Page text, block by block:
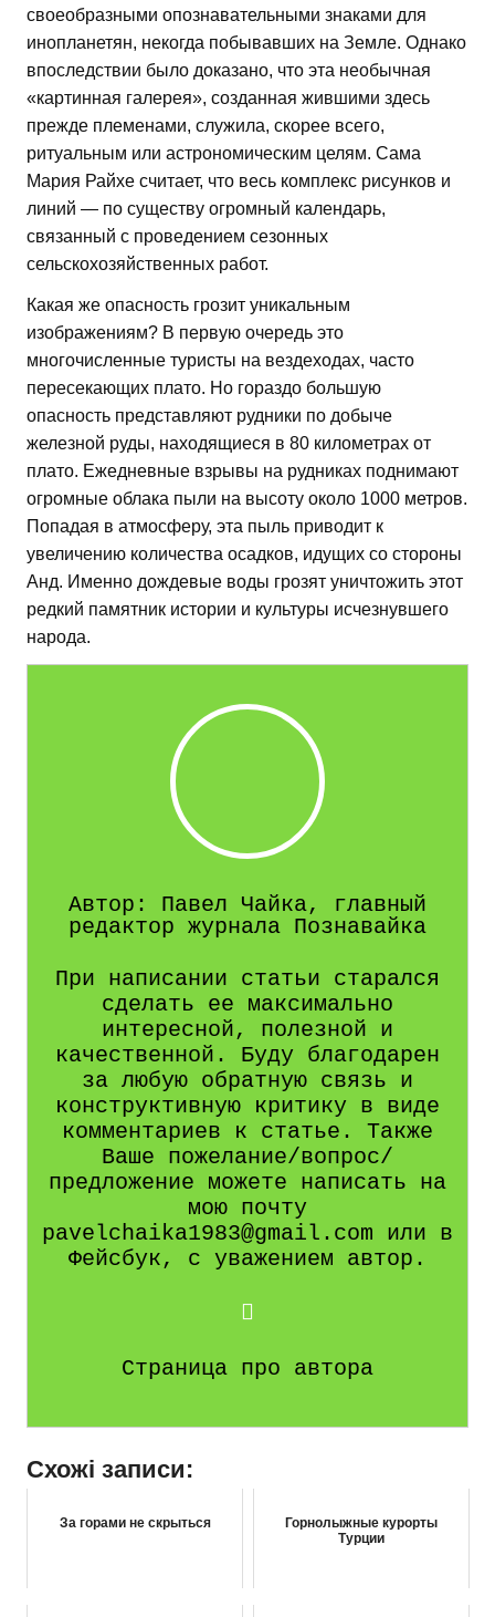
своеобразными опознавательными знаками для
инопланетян, некогда побывавших на Земле. Однако
впоследствии было доказано, что эта необычная
«картинная галерея», созданная жившими здесь
прежде племенами, служила, скорее всего,
ритуальным или астрономическим целям. Сама
Мария Райхе считает, что весь комплекс рисунков и
линий — по существу огромный календарь,
связанный с проведением сезонных
сельскохозяйственных работ.
Какая же опасность грозит уникальным
изображениям? В первую очередь это
многочисленные туристы на вездеходах, часто
пересекающих плато. Но гораздо большую
опасность представляют рудники по добыче
железной руды, находящиеся в 80 километрах от
плато. Ежедневные взрывы на рудниках поднимают
огромные облака пыли на высоту около 1000 метров.
Попадая в атмосферу, эта пыль приводит к
увеличению количества осадков, идущих со стороны
Анд. Именно дождевые воды грозят уничтожить этот
редкий памятник истории и культуры исчезнувшего
народа.
Автор: Павел Чайка, главный
редактор журнала Познавайка
При написании статьи старался
сделать ее максимально
интересной, полезной и
качественной. Буду благодарен
за любую обратную связь и
конструктивную критику в виде
комментариев к статье. Также
Ваше пожелание/вопрос/
предложение можете написать на
мою почту
pavelchaika1983@gmail.com или в
Фейсбук, с уважением автор.
Страница про автора
Схожі записи:
За горами не скрыться
Горнолыжные курорты
Турции